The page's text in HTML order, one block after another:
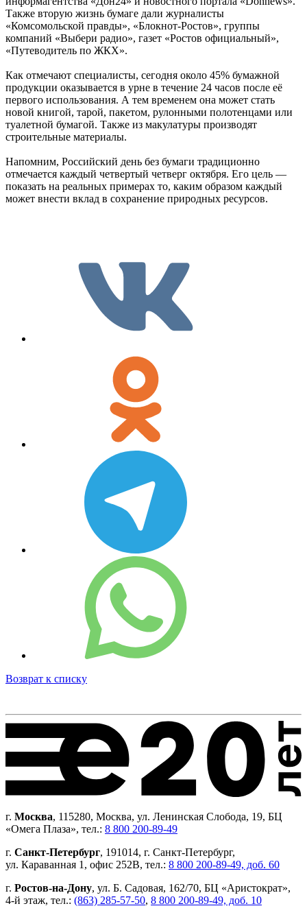
Также вторую жизнь бумаге дали журналисты
«Комсомольской правды», «Блокнот-Ростов», группы
компаний «Выбери радио», газет «Ростов официальный»,
«Путеводитель по ЖКХ».
Как отмечают специалисты, сегодня около 45% бумажной
продукции оказывается в урне в течение 24 часов после её
первого использования. А тем временем она может стать
новой книгой, тарой, пакетом, рулонными полотенцами или
туалетной бумагой. Также из макулатуры производят
строительные материалы.
Напомним, Российский день без бумаги традиционно
отмечается каждый четвертый четверг октября. Его цель —
показать на реальных примерах то, каким образом каждый
может внести вклад в сохранение природных ресурсов.
Возврат к списку
г. Москва, 115280, Москва, ул. Ленинская Слобода, 19, БЦ
«Омега Плаза», тел.: 8 800 200-89-49
г. Санкт-Петербург, 191014, г. Санкт-Петербург,
ул. Караванная 1, офис 252В, тел.: 8 800 200-89-49, доб. 60
г. Ростов-на-Дону, ул. Б. Садовая, 162/70, БЦ «Аристократ»,
4-й этаж, тел.: (863) 285-57-50, 8 800 200-89-49, доб. 10